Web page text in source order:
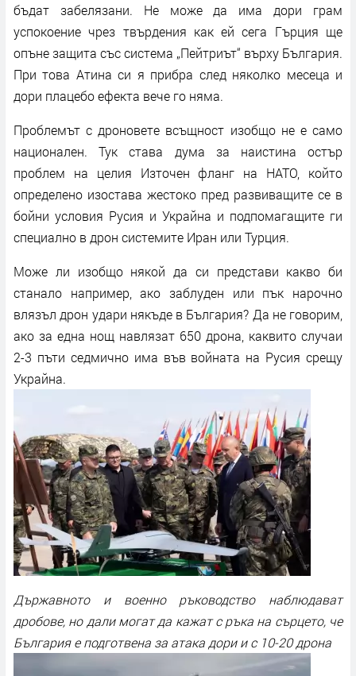
бъдат забелязани. Не може да има дори грам
успокоение чрез твърдения как ей сега Гърция ще
опъне защита със система „Пейтриът“ върху България.
При това Атина си я прибра след няколко месеца и
дори плацебо ефекта вече го няма.
Проблемът с дроновете всъщност изобщо не е само
национален. Тук става дума за наистина остър
проблем на целия Източен фланг на НАТО, който
определено изостава жестоко пред развиващите се в
бойни условия Русия и Украйна и подпомагащите ги
специално в дрон системите Иран или Турция.
Може ли изобщо някой да си представи какво би
станало например, ако заблуден или пък нарочно
влязъл дрон удари някъде в България? Да не говорим,
ако за една нощ навлязат 650 дрона, каквито случаи
2-3 пъти седмично има във войната на Русия срещу
Украйна.
Държавното и военно ръководство наблюдават
дробове, но дали могат да кажат с ръка на сърцето, че
България е подготвена за атака дори и с 10-20 дрона